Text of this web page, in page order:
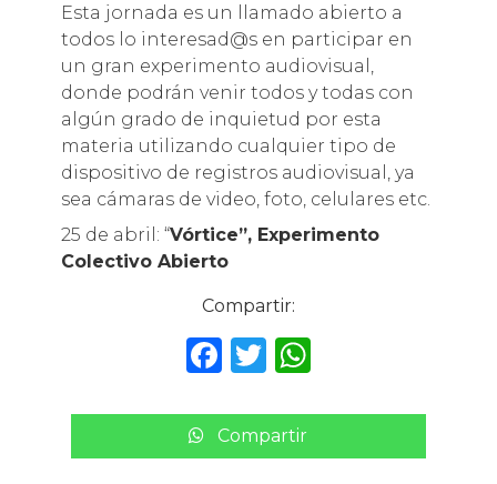
Esta jornada es un llamado abierto a
todos lo interesad@s en participar en
un gran experimento audiovisual,
donde podrán venir todos y todas con
algún grado de inquietud por esta
materia utilizando cualquier tipo de
dispositivo de registros audiovisual, ya
sea cámaras de video, foto, celulares etc.
25 de abril: “Vórtice”, Experimento
Colectivo Abierto
Compartir:
F
c
e
T
it
te
W
a
ts
Compartir